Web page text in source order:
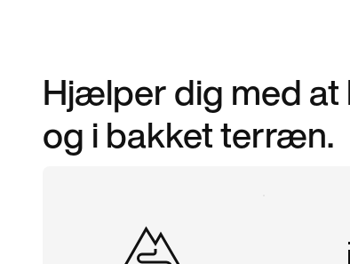
Hjælper dig med at
og i bakket terræn.